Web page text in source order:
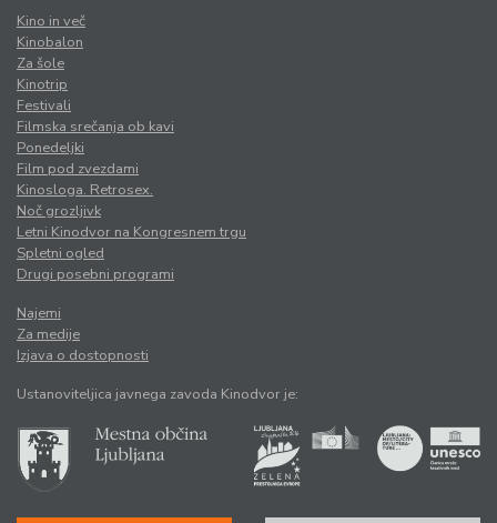
Kino in več
Kinobalon
Za šole
Kinotrip
Festivali
Filmska srečanja ob kavi
Ponedeljki
Film pod zvezdami
Kinosloga. Retrosex.
Noč grozljivk
Letni Kinodvor na Kongresnem trgu
Spletni ogled
Drugi posebni programi
Najemi
Za medije
Izjava o dostopnosti
Ustanoviteljica javnega zavoda Kinodvor je: